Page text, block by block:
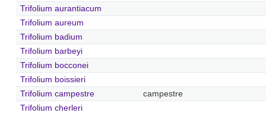
Trifolium aurantiacum
Trifolium aureum
Trifolium badium
Trifolium barbeyi
Trifolium bocconei
Trifolium boissieri
Trifolium campestre
campestre
Trifolium cherleri